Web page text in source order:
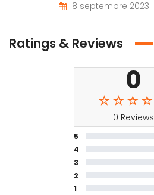
8 septembre 2023
Ratings & Reviews
0
0 Reviews
5
4
3
2
1